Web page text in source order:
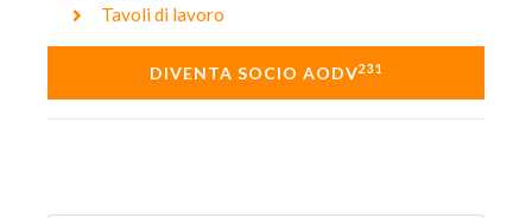
Tavoli di lavoro
DIVENTA SOCIO AODV231